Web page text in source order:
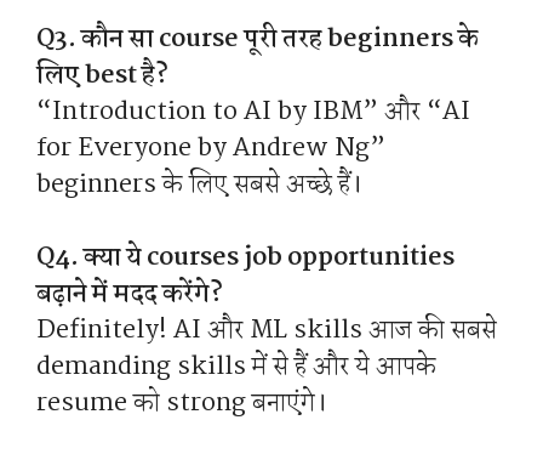
Q3. कौन सा course पूरी तरह beginners के
लिए best है?
“Introduction to AI by IBM” और “AI
for Everyone by Andrew Ng”
beginners के लिए सबसे अच्छे हैं।
Q4. क्या ये courses job opportunities
बढ़ाने में मदद करेंगे?
Definitely! AI और ML skills आज की सबसे
demanding skills में से हैं और ये आपके
resume को strong बनाएंगे।